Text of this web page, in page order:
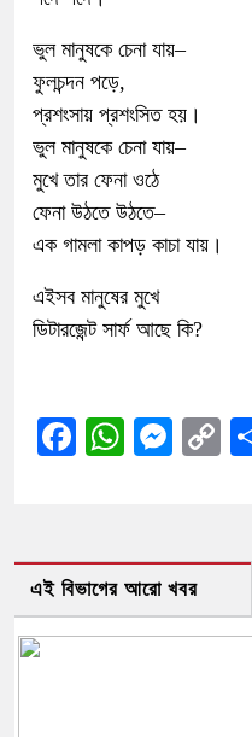
ভুল মানুষকে চেনা যায়–
ফুলচন্দন পড়ে,
প্রশংসায় প্রশংসিত হয়।
ভুল মানুষকে চেনা যায়–
মুখে তার ফেনা ওঠে
ফেনা উঠতে উঠতে–
এক গামলা কাপড় কাচা যায়।
এইসব মানুষের মুখে
ডিটারজেন্ট সার্ফ আছে কি?
Facebook
এই বিভাগের আরো খবর